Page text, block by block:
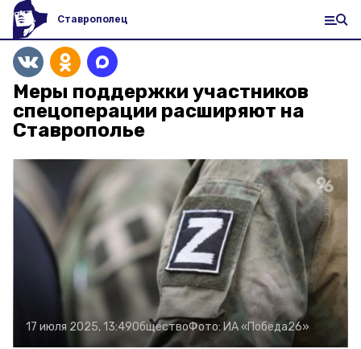
Ставрополец
Меры поддержки участников
спецоперации расширяют на
Ставрополье
17 июля 2025, 13:49ОбществоФото: ИА «Победа26»